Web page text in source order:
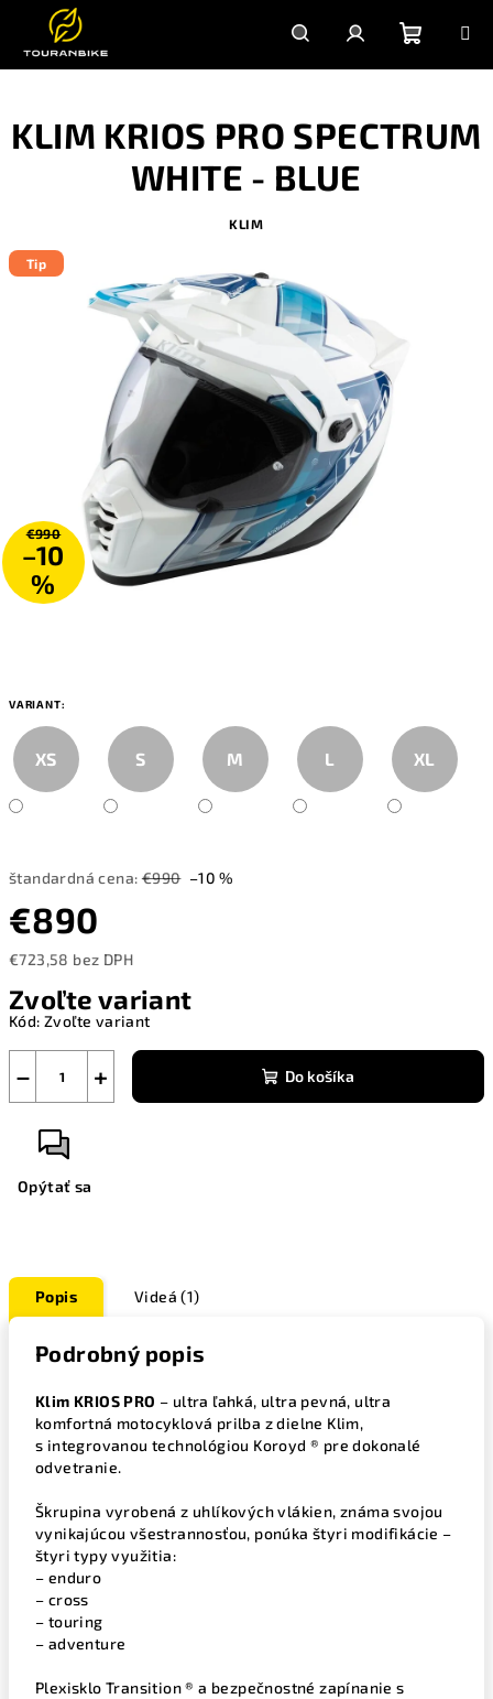
obsah
košík
VARIANT:
XS S M L XL
štandardná cena: €990 –10 %
€890
€723,58 bez DPH
cena:
Zvoľte variant
Kód: Zvoľte variant
+
− Do košíka
Opýtať sa
KLIM KRIOS PRO SPECTRUM
WHITE - BLUE
KLIM
Tip
€990
–10
%
Popis Videá (1)
Podrobný popis
Klim KRIOS PRO – ultra ľahká, ultra pevná, ultra
komfortná motocyklová prilba z dielne Klim,
s integrovanou technológiou Koroyd ® pre dokonalé
odvetranie.
Škrupina vyrobená z uhlíkových vlákien, známa svojou
vynikajúcou všestrannosťou, ponúka štyri modifikácie –
štyri typy využitia:
– enduro
– cross
– touring
– adventure
Plexisklo Transition ® a bezpečnostné zapínanie s